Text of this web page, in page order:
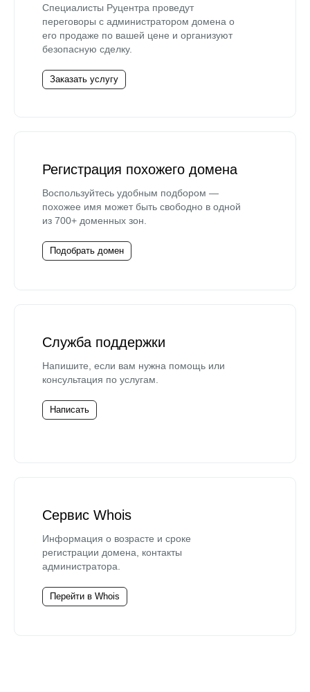
Специалисты Руцентра проведут
переговоры с администратором домена о
его продаже по вашей цене и организуют
безопасную сделку.
Заказать услугу
Регистрация похожего домена
Воспользуйтесь удобным подбором —
похожее имя может быть свободно в одной
из 700+ доменных зон.
Подобрать домен
Служба поддержки
Напишите, если вам нужна помощь или
консультация по услугам.
Написать
Сервис Whois
Информация о возрасте и сроке
регистрации домена, контакты
администратора.
Перейти в Whois